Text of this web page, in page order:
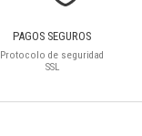
PAGOS SEGUROS
Protocolo de seguridad
SSL